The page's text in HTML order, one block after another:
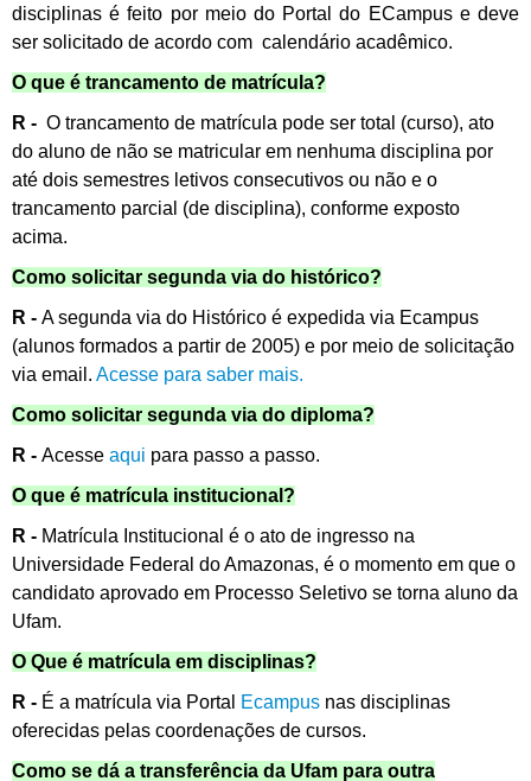
disciplinas é feito por meio do Portal do ECampuse deve
ser solicitado de acordo com calendário acadêmico.
O que é trancamento de matrícula?
R - O trancamento de matrícula pode ser total (curso), ato
do aluno de não se matricular em nenhuma disciplina por
até dois semestres letivos consecutivos ou não e o
trancamento parcial (de disciplina), conforme exposto
acima.
Como solicitar segunda via do histórico?
R - A segunda via do Histórico é expedida via Ecampus
(alunos formados a partir de 2005) e por meio de solicitação
via email. Acesse para saber mais.
Como solicitar segunda via do diploma?
R - Acesse aqui para passo a passo.
O que é matrícula institucional?
R - Matrícula Institucional é o ato de ingresso na
Universidade Federal do Amazonas, é o momento em que o
candidato aprovado em Processo Seletivo se torna aluno da
Ufam.
O Que é matrícula em disciplinas?
R - É a matrícula via Portal Ecampus nas disciplinas
oferecidas pelas coordenações de cursos.
Como se dá a transferência da Ufam para outra